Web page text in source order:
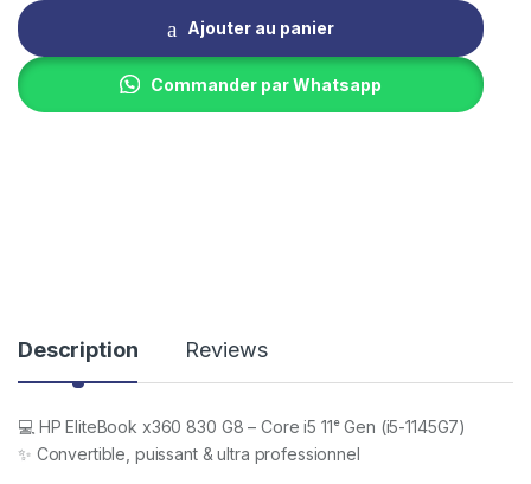
t
i
y
Ajouter au panier
Commander par Whatsapp
Description Reviews
💻 HP EliteBook x360 830 G8 – Core i5 11ᵉ Gen (i5-1145G7)
✨ Convertible, puissant & ultra professionnel